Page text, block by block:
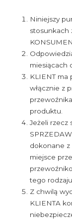
Niniejszy
stosunkach
miesiącach
KLIENT ma
włącznie z
produktu.
Jeżeli rzecz
dokonane z
miejsce
tego rodzaju.
Z chwilą
KLIENTA